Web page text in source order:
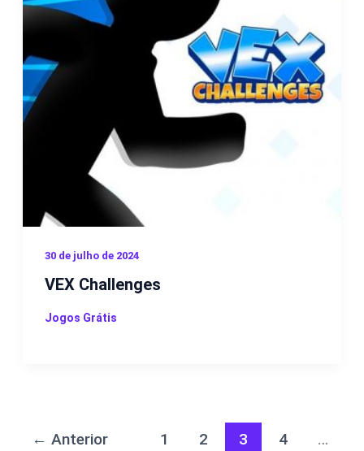
30 de julho de 2024
VEX Challenges
Jogos Grátis
← Anterior 1 2 3 4 …